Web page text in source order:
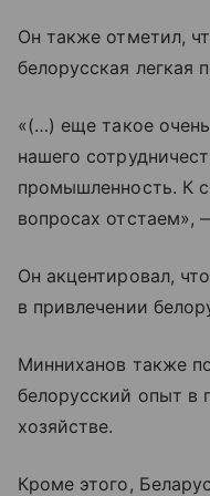
Он также отметил,
белорусская легкая
«(…) еще такое
нашего
промышленность. К
вопросах отстаем»,
Он акцентировал,
в привлечении
Минниханов также
белорусский опыт в
хозяйстве.
Кроме этого,